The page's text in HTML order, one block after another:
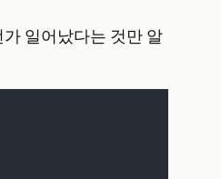
일어났다는 것만 알